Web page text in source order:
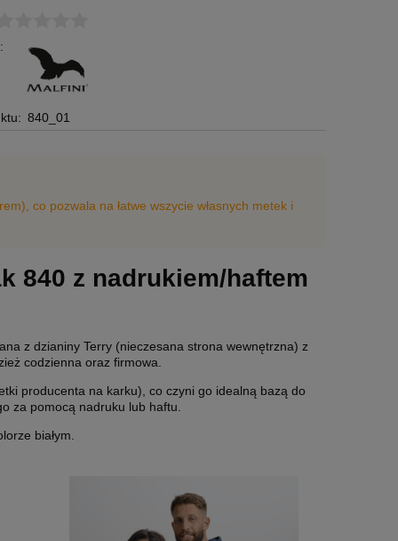
840_01
co pozwala na łatwe wszycie własnych metek i
840 z nadrukiem/haftem
z dzianiny Terry (nieczesana strona wewnętrzna) z
codzienna oraz firmowa.
producenta na karku), co czyni go idealną bazą do
za pomocą nadruku lub haftu.
białym.